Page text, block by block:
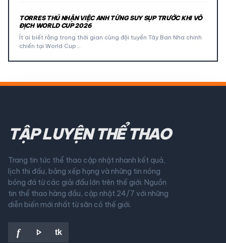
TORRES THÚ NHẬN VIỆC ANH TỪNG SUY SỤP TRƯỚC KHI VÔ
ĐỊCH WORLD CUP 2026
Ít ai biết rằng trong thời gian cùng đội tuyển Tây Ban Nha chinh
chiến tại World Cup…
TẬP LUYỆN THỂ THAO
Trang tin tức thể thao cập nhật nhanh kết quả,
lịch thi đấu, bảng xếp hạng và những tin nóng
bóng đá từ các giải đấu lớn trên thế giới. Nguồn
tin thể thao hàng đầu, cập nhật 24/7 với những
diễn biến mới nhất từ sân cỏ thế giới.
f play_arrow tk